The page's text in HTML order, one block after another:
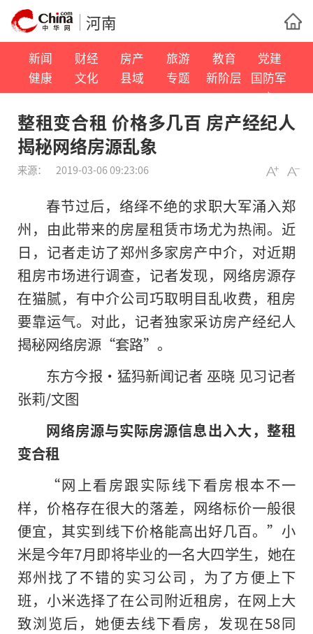
河南
新闻 财经 房产 旅游 教育
党建
健康
文化 县域 专题 新阶层
国防军
事
整租变合租 价格多几百 房产经纪人
揭秘网络房源乱象
来源： 2019-03-06 09:23:06
春节过后，络绎不绝的求职大军涌入郑
州，由此带来的房屋租赁市场尤为热闹。近
日，记者走访了郑州多家房产中介，对近期
租房市场进行调查，记者发现，网络房源存
在猫腻，有中介公司巧取明目乱收费，租房
要靠运气。对此，记者独家采访房产经纪人
揭秘网络房源“套路”。
东方今报·猛犸新闻记者 巫晓 见习记者
张莉/文图
网络房源与实际房源信息出入大，整租
变合租
“网上看房跟实际线下看房根本不一
样，价格存在很大的落差，网络标价一般很
便宜，其实到线下价格能高出好几百。”小
米是今年7月即将毕业的一名大四学生，她在
郑州找了不错的实习公司，为了方便上下
班，小米选择了在公司附近租房，在网上大
致浏览后，她便去线下看房，发现在58同